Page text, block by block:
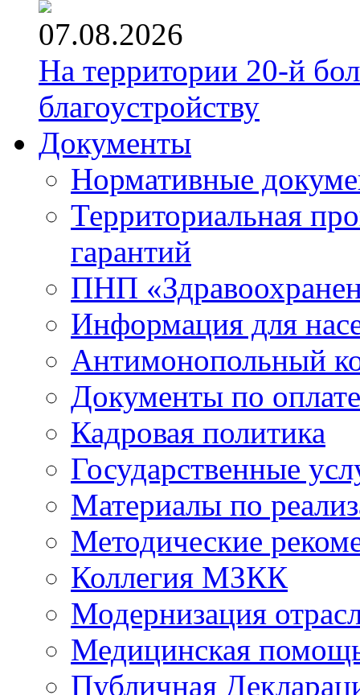
07.08.2026
На территории 20-й
благоустройству
Документы
Нормативные
Территориальная
гарантий
ПНП
Информация для
Антимонопольный
Документы по
Кадровая политика
Государственные
Материалы по
Методические
Коллегия МЗКК
Модернизация
Медицинская
Публичная